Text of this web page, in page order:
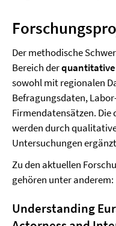
Der methodische
Bereich der
sowohl mit regionalen
Befragungsdaten,
Firmendatensätzen.
werden durch
Untersuchungen
Zu den aktuellen
gehören unter anderem:
Understanding